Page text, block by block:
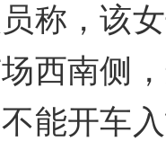
称，该
西南侧
能开车